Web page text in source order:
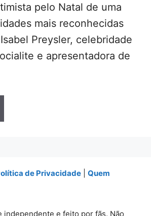
pelo Natal de uma
mais reconhecidas
Preysler, celebridade
e apresentadora de
de Privacidade
Quem
independente e feito por fãs. Não